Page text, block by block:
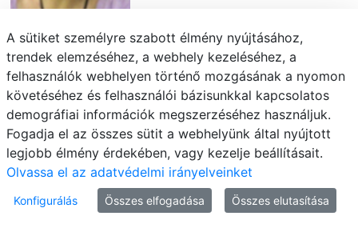
Bogár Andrea
labor kisegítő
Telefon:+36-28/430-494
E-
mail:
Bogar.Andrea@uni-
mate.hu
Növénygenomikai és
A sütiket személyre szabott élmény nyújtásához,
trendek elemzéséhez, a webhely kezeléséhez, a
felhasználók webhelyen történő mozgásának a nyomon
követéséhez és felhasználói bázisunkkal kapcsolatos
demográfiai információk megszerzéséhez használjuk.
Fogadja el az összes sütit a webhelyünk által nyújtott
legjobb élmény érdekében, vagy kezelje beállításait.
Olvassa el az adatvédelmi irányelveinket
Konfigurálás Összes elfogadása Összes elutasítása